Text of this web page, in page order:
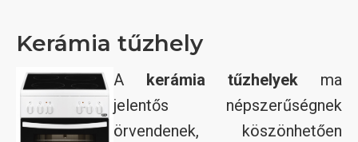
Kerámia tűzhely
A kerámia tűzhelyek ma
jelentős népszerűségnek
örvendenek, köszönhetően